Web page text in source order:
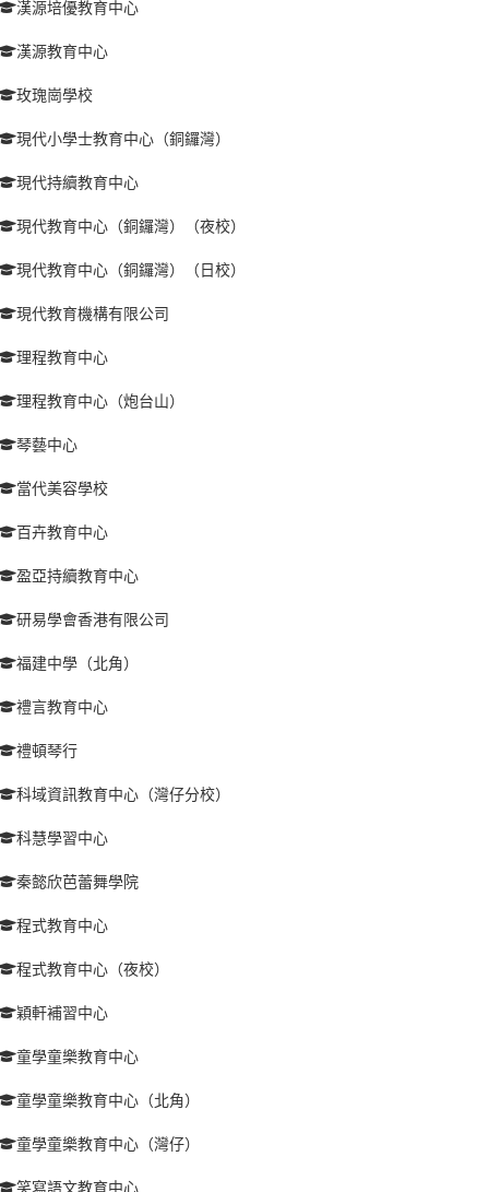
漢源培優教育中心
漢源教育中心
玫瑰崗學校
現代小學士教育中心（銅鑼灣）
現代持續教育中心
現代教育中心（銅鑼灣）（夜校）
現代教育中心（銅鑼灣）（日校）
現代教育機構有限公司
理程教育中心
理程教育中心（炮台山）
琴藝中心
當代美容學校
百卉教育中心
盈亞持續教育中心
研易學會香港有限公司
福建中學（北角）
禮言教育中心
禮頓琴行
科域資訊教育中心（灣仔分校）
科慧學習中心
秦懿欣芭蕾舞學院
程式教育中心
程式教育中心（夜校）
穎軒補習中心
童學童樂教育中心
童學童樂教育中心（北角）
童學童樂教育中心（灣仔）
笑寫語文教育中心